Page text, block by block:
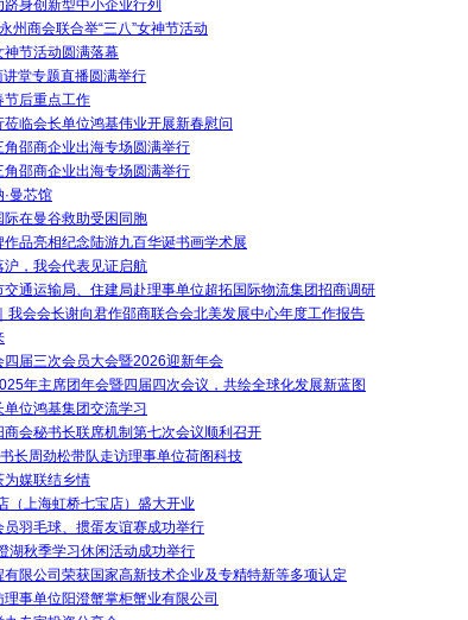
身创新型中小企业行列
州商会联合举“三八”女神节活动
节活动圆满落幕
堂专题直播圆满举行
节后重点工作
临会长单位鸿基伟业开展新春慰问
邵商企业出海专场圆满举行
邵商企业出海专场圆满举行
曼芯馆
在曼谷救助受困同胞
品亮相纪念陆游九百华诞书画学术展
，我会代表见证启航
通运输局、住建局赴理事单位超拓国际物流集团招商调研
我会会长谢向君作邵商联合会北美发展中心年度工作报告
届三次会员大会暨2026迎新年会
年主席团年会暨四届四次会议，共绘全球化发展新蓝图
位鸿基集团交流学习
会秘书长联席机制第七次会议顺利召开
长周劲松带队走访理事单位荷阁科技
为媒联结乡情
（上海虹桥七宝店）盛大开业
羽毛球、掼蛋友谊赛成功举行
湖秋季学习休闲活动成功举行
限公司荣获国家高新技术企业及专精特新等多项认定
事单位阳澄蟹掌柜蟹业有限公司